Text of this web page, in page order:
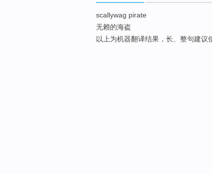
scallywag pirate
无赖的海盗
以上为机器翻译结果，长、整句建议